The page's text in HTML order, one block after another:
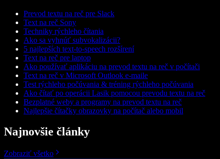
Prevod textu na reč pre Slack
Text na reč Sony
Techniky rýchleho čítania
Ako sa vyhnúť subvokalizácii?
5 najlepších text-to-speech rozšírení
Text na reč pre laptop
Ako používať aplikáciu na prevod textu na reč v počítači
Text na reč v Microsoft Outlook e-maile
Test rýchleho počúvania & tréning rýchleho počúvania
Ako čítať po operácii Lasik pomocou prevodu textu na reč
Bezplatné weby a programy na prevod textu na reč
Najlepšie čítačky obrazovky na počítač alebo mobil
Najnovšie články
Zobraziť všetko